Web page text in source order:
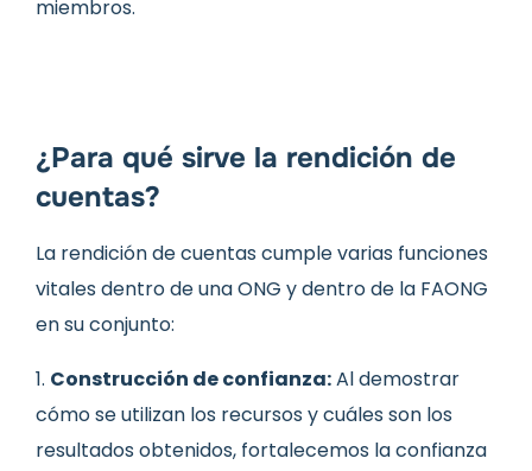
miembros.
¿Para qué sirve la rendición de
cuentas?
La rendición de cuentas cumple varias funciones
vitales dentro de una ONG y dentro de la FAONG
en su conjunto:
Construcción de confianza:Al demostrar
cómo se utilizan los recursos y cuáles son los
resultados obtenidos, fortalecemos la confianza